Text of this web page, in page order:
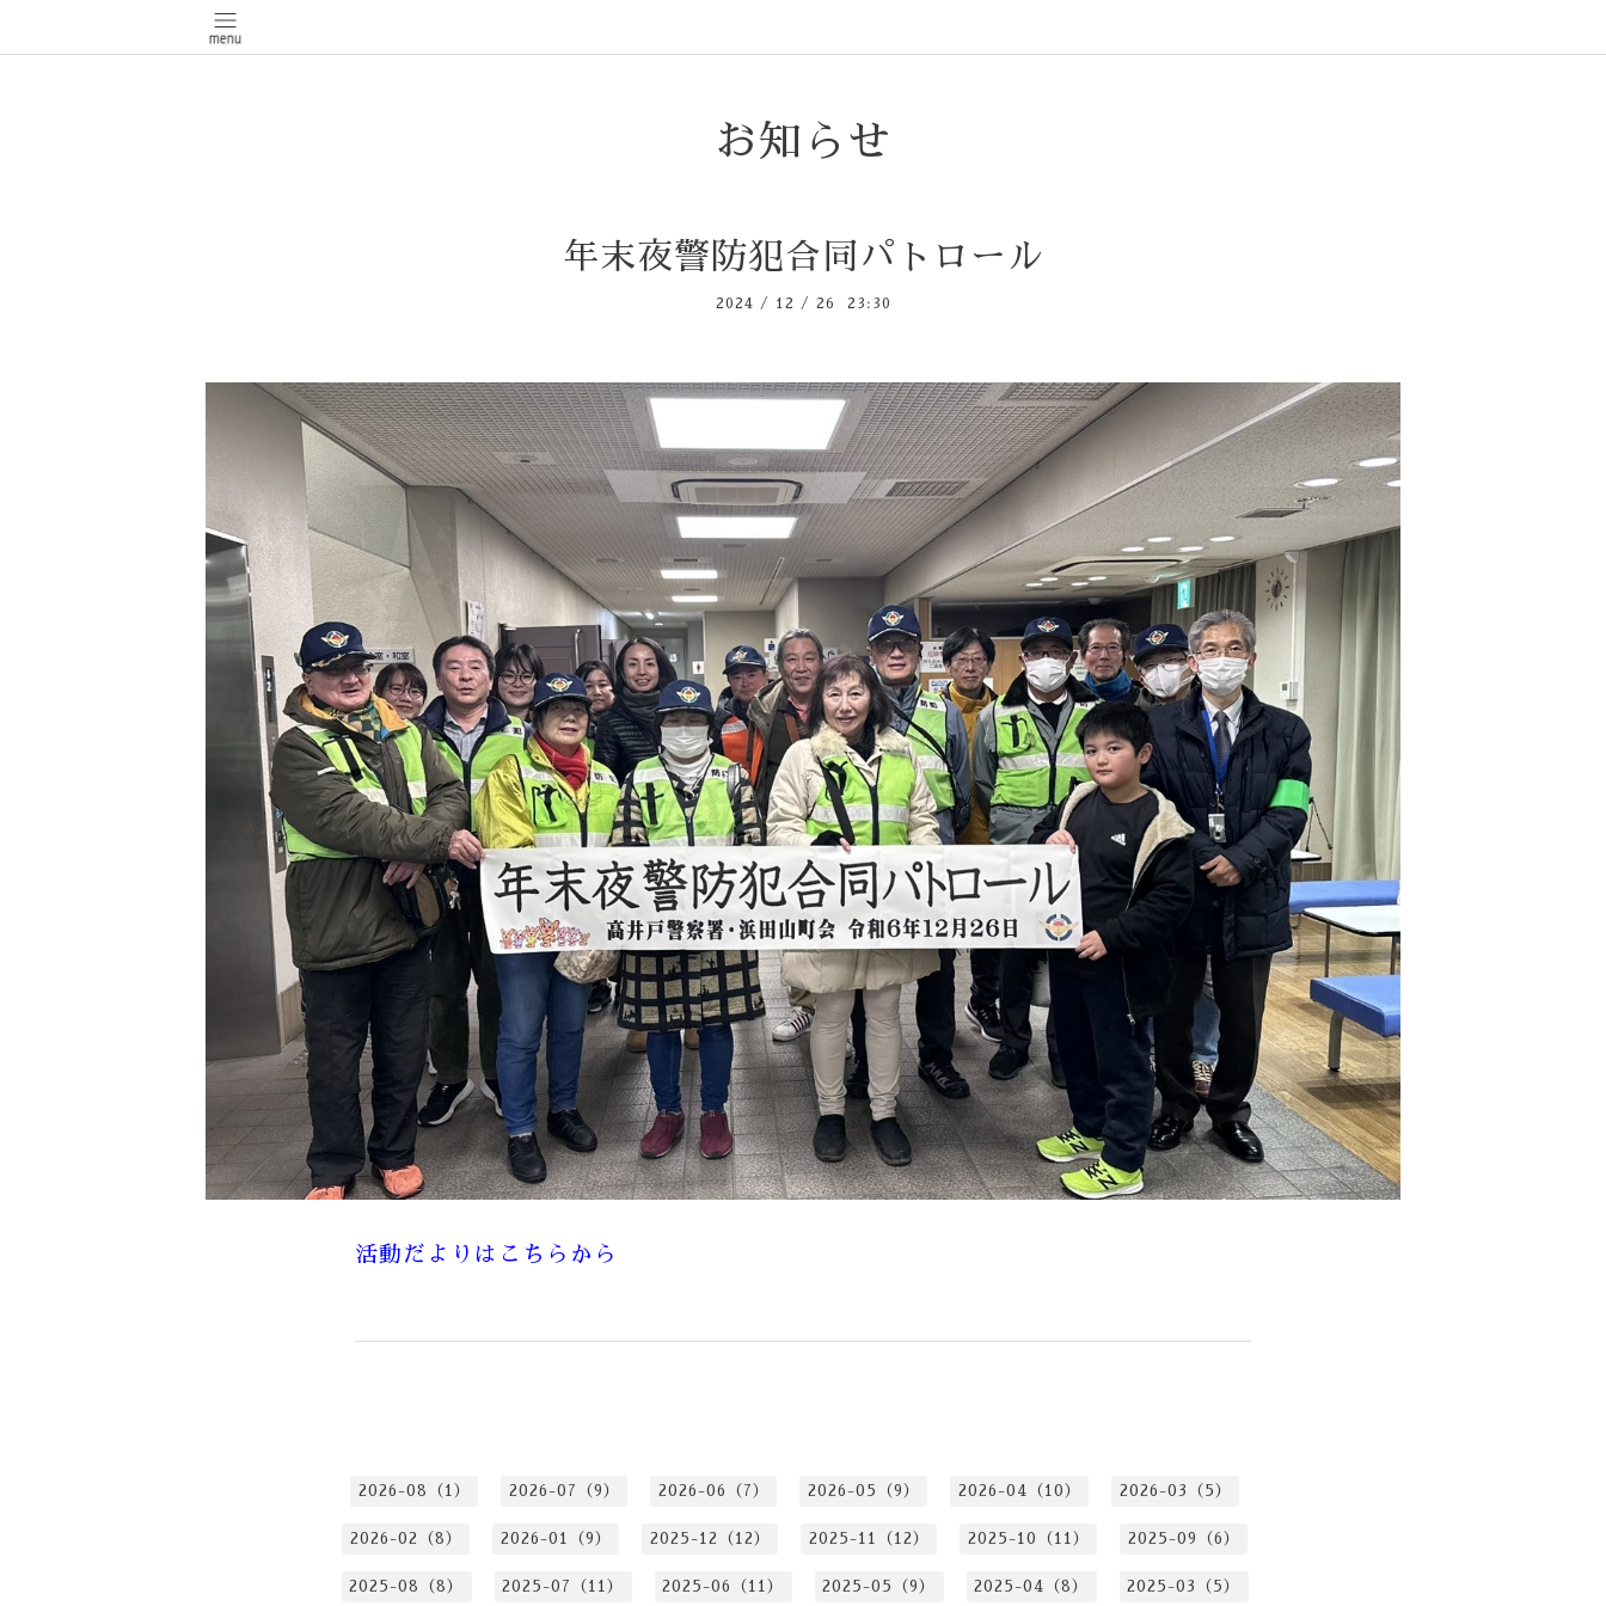
お知らせ
年末夜警防犯合同パトロール
2024 / 12 / 26 23:30
活動だよりはこちらから
2026-08（1） 2026-07（9） 2026-06（7） 2026-05（9） 2026-04（10） 2026-03（5）
2026-02（8） 2026-01（9） 2025-12（12） 2025-11（12） 2025-10（11） 2025-09（6）
2025-08（8） 2025-07（11） 2025-06（11） 2025-05（9） 2025-04（8） 2025-03（5）